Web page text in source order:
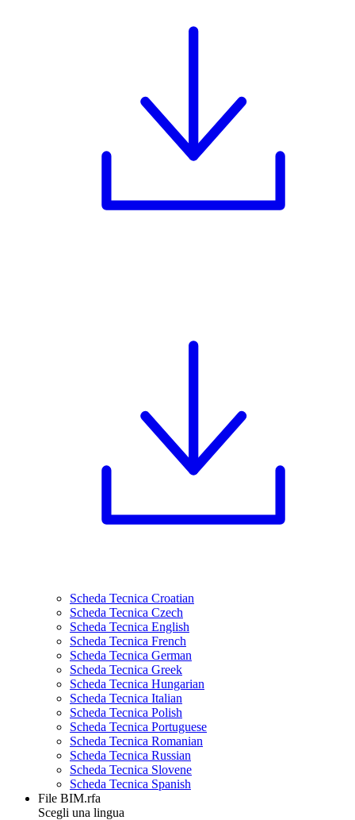
Scheda Tecnica Croatian
Scheda Tecnica Czech
Scheda Tecnica English
Scheda Tecnica French
Scheda Tecnica German
Scheda Tecnica Greek
Scheda Tecnica Hungarian
Scheda Tecnica Italian
Scheda Tecnica Polish
Scheda Tecnica Portuguese
Scheda Tecnica Romanian
Scheda Tecnica Russian
Scheda Tecnica Slovene
Scheda Tecnica Spanish
File BIM.rfa
Scegli una lingua